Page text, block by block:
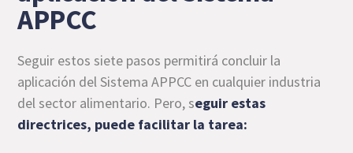
APPCC
Seguir estos siete pasos permitirá concluir la
aplicación del Sistema APPCC en cualquier industria
del sector alimentario. Pero, seguir estas
directrices, puede facilitar la tarea: